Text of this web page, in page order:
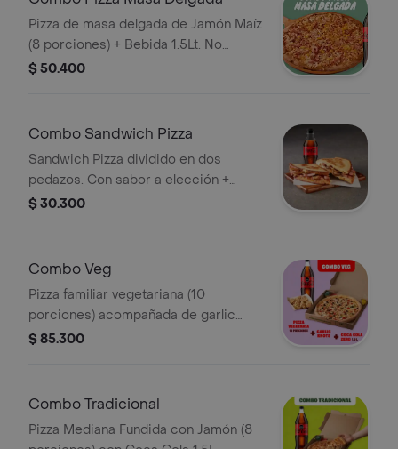
Pizza de masa delgada de Jamón Maíz
(8 porciones) + Bebida 1.5Lt. No
incluye salsa de ajo , llevala por
$ 50.400
Combo Sandwich Pizza
Sandwich Pizza dividido en dos
pedazos. Con sabor a elección +
Bebida 400ml. Incluye Salsa de Ajo,
$ 30.300
Combo Veg
Pizza familiar vegetariana (10
porciones) acompañada de garlic
knots y coca cola 1.5 litros. Incluye
$ 85.300
Combo Tradicional
Pizza Mediana Fundida con Jamón (8